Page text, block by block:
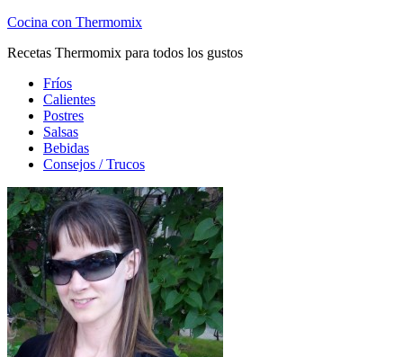
Cocina con Thermomix
Recetas Thermomix para todos los gustos
Fríos
Calientes
Postres
Salsas
Bebidas
Consejos / Trucos